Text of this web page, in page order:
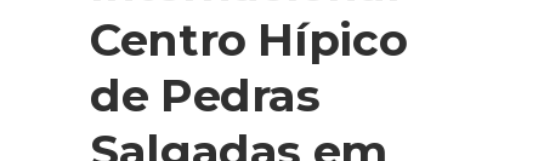
Centro Hípico
de Pedras